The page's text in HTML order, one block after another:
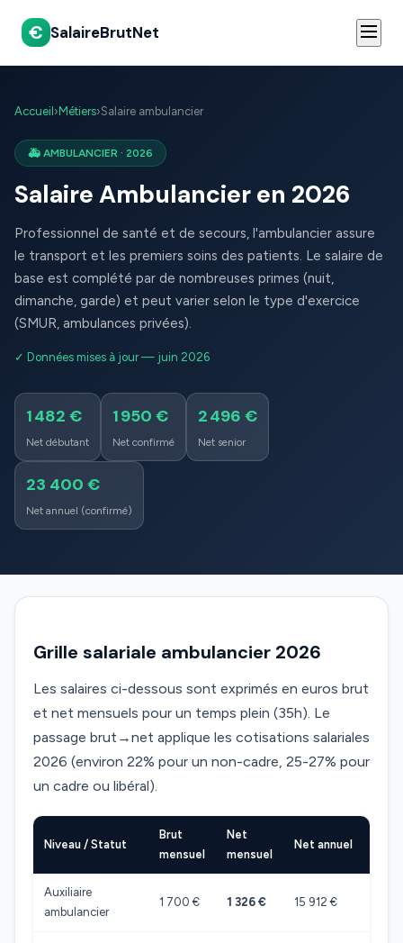
€ SalaireBrutNet
Accueil › Métiers›Salaire ambulancier
🚑 AMBULANCIER · 2026
Salaire Ambulancier en 2026
Professionnel de santé et de secours, l'ambulancier assure
le transport et les premiers soins des patients. Le salaire de
base est complété par de nombreuses primes (nuit,
dimanche, garde) et peut varier selon le type d'exercice
(SMUR, ambulances privées).
✓ Données mises à jour — juin 2026
1 482 €
Net débutant
1 950 €
Net confirmé
2 496 €
Net senior
23 400 €
Net annuel (confirmé)
Grille salariale ambulancier 2026
Les salaires ci-dessous sont exprimés en euros brut
et net mensuels pour un temps plein (35h). Le
passage brut→net applique les cotisations salariales
2026 (environ 22% pour un non-cadre, 25-27% pour
un cadre ou libéral).
Niveau / Statut
Brut
mensuel
Net
mensuel
Net annuel
Auxiliaire
ambulancier
1 700 € 1 326 € 15 912 €